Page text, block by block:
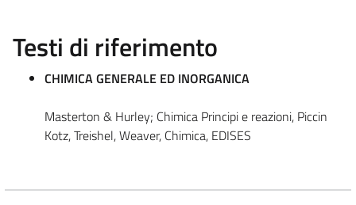
Testi di riferimento
CHIMICA GENERALE ED INORGANICA
Masterton & Hurley; Chimica Principi e reazioni, Piccin
Kotz, Treishel, Weaver, Chimica, EDISES